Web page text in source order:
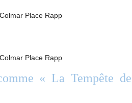
« La Tempête de